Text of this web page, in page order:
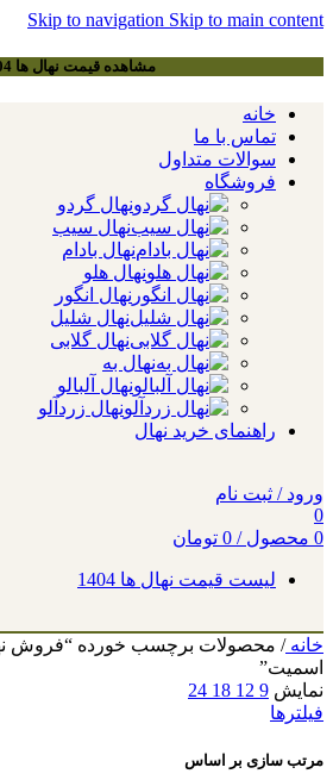
Skip to navigation Skip to main content
مشاهده قیمت نهال ها 1404
خانه
تماس با ما
سوالات متداول
فروشگاه
نهال گردو
نهال سیب
نهال بادام
نهال هلو
نهال انگور
نهال شلیل
نهال گلابی
نهال به
نهال آلبالو
نهال زردآلو
راهنمای خرید نهال
ورود / ثبت نام
0
0 محصول /
0 تومان
لیست قیمت نهال ها 1404
خانه/ محصولات برچسب خورده “فروش
اسمیت”
نمایش 9
12
18
24
فیلترها
مرتب سازی بر اساس